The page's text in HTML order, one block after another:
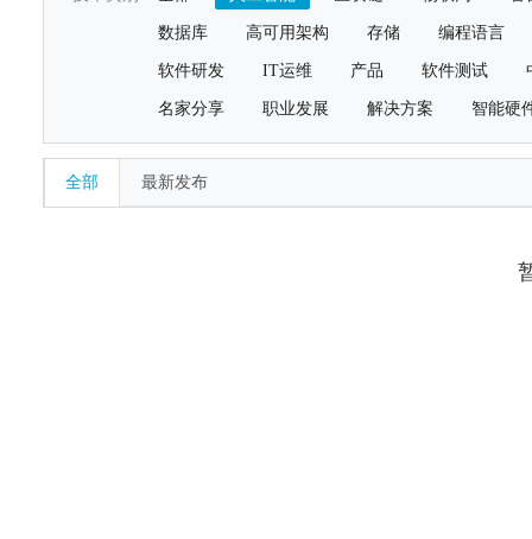
数据库 高可用架构 存储 编程语言
软件研发 IT运维 产品 软件测试
名家分享 职业发展 解决方案 智能硬
全部 最新发布